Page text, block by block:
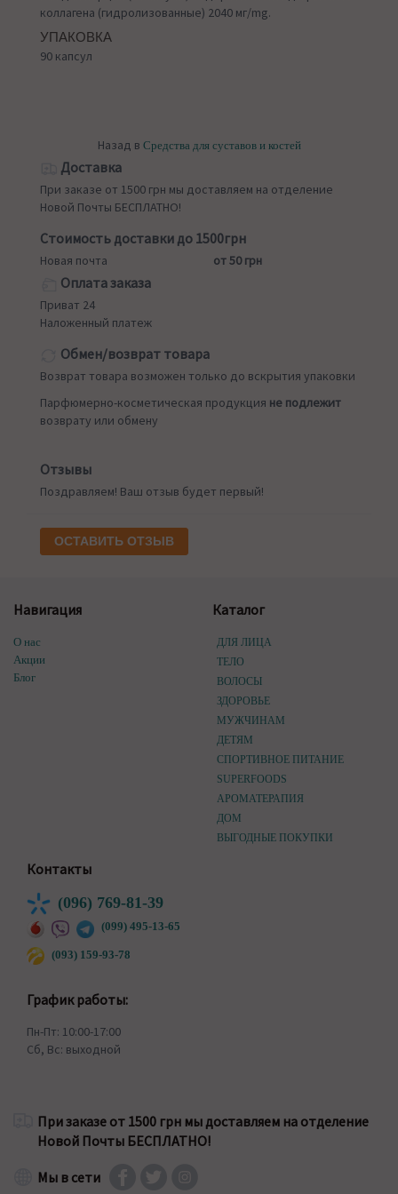
коллагена (гидролизованные) 2040 мг/mg.
УПАКОВКА
90 капсул
Назад в Средства для суставов и костей
Доставка
При заказе от 1500 грн мы доставляем на отделение
Новой Почты БЕСПЛАТНО!
Стоимость доставки до 1500грн
Новая почта от 50 грн
Оплата заказа
Приват 24
Наложенный платеж
Обмен/возврат товара
Возврат товара возможен только до вскрытия упаковки
Парфюмерно-косметическая продукция не подлежит
возврату или обмену
Отзывы
Поздравляем! Ваш отзыв будет первый!
ОСТАВИТЬ ОТЗЫВ
Навигация
О нас
Акции
Блог
Каталог
ДЛЯ ЛИЦА
ТЕЛО
ВОЛОСЫ
ЗДОРОВЬЕ
МУЖЧИНАМ
ДЕТЯМ
СПОРТИВНОЕ ПИТАНИЕ
SUPERFOODS
АРОМАТЕРАПИЯ
ДОМ
ВЫГОДНЫЕ ПОКУПКИ
Контакты
(096) 769-81-39
(099) 495-13-65
(093) 159-93-78
График работы:
Пн-Пт: 10:00-17:00
Сб, Вс: выходной
При заказе от 1500 грн мы доставляем на отделение
Новой Почты БЕСПЛАТНО!
Мы в сети